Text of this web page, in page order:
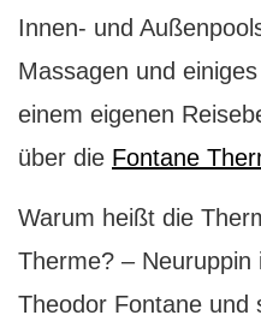
Innen- und
Massagen und
einem eigenen
über die Fontane
Warum heißt die
Therme? –
Theodor Fontane und